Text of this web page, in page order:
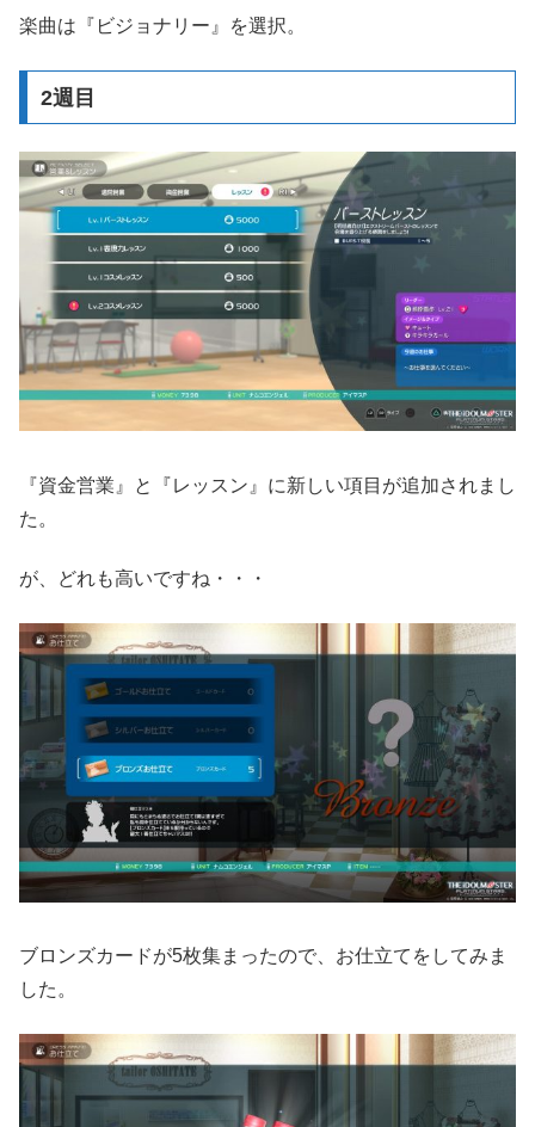
楽曲は『ビジョナリー』を選択。
2週目
『資金営業』と『レッスン』に新しい項目が追加されまし
た。
が、どれも高いですね・・・
ブロンズカードが5枚集まったので、お仕立てをしてみま
した。